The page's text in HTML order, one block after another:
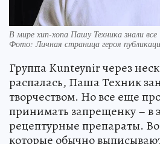
В мире хип-хопа Пашу Техника знали все
Фото:Личная страница героя
Группа Kunteynir через
распалась, Паша Техник
творчеством. Но все еще
принимать запрещенку – в
рецептурные препараты.
которые обычно